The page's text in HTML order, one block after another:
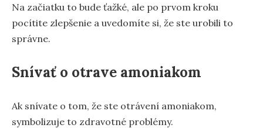
Na začiatku to bude ťažké, ale po prvom kroku
pocítite zlepšenie a uvedomíte si, že ste urobili to
správne.
Snívať o otrave amoniakom
Ak snívate o tom, že ste otrávení amoniakom,
symbolizuje to zdravotné problémy.